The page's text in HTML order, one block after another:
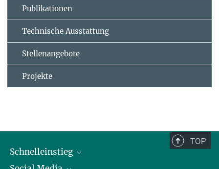
Publikationen
Technische Ausstattung
Stellenangebote
Projekte
TOP
Schnelleinstieg